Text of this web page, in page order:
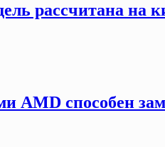
рассчитана на
AMD способен